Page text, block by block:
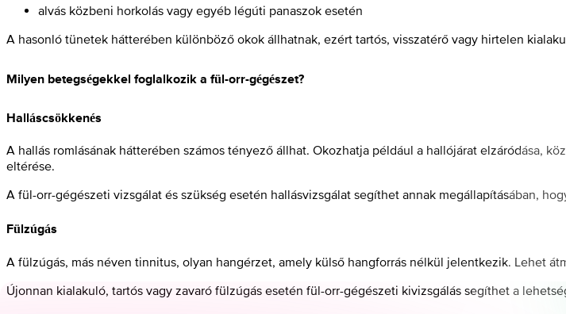
alvás közbeni horkolás vagy egyéb légúti panaszok esetén
A hasonló tünetek hátterében különböző okok állhatnak, ezért tartós, visszatérő vagy hirtelen
Milyen betegségekkel foglalkozik a fül-orr-gégészet?
Halláscsökkenés
A hallás romlásának hátterében számos tényező állhat. Okozhatja például a hallójárat elzáródása,
eltérése.
A fül-orr-gégészeti vizsgálat és szükség esetén hallásvizsgálat segíthet annak megállapításában,
Fülzúgás
A fülzúgás, más néven tinnitus, olyan hangérzet, amely külső hangforrás nélkül jelentkezik. Lehet
Újonnan kialakuló, tartós vagy zavaró fülzúgás esetén fül-orr-gégészeti kivizsgálás segíthet a